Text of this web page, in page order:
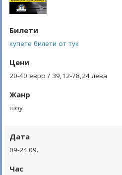
Билети
купете билети от тук
Цени
20-40 евро / 39,12-78,24 лева
Жанр
шоу
Дата
09-24.09.
Час